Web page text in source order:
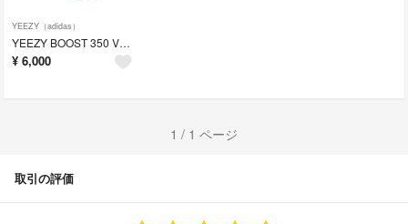
YEEZY（adidas）
YEEZY BOOST 350 V2 "Beluga" 正規品
¥ 6,000
1 / 1 ページ
取引の評価